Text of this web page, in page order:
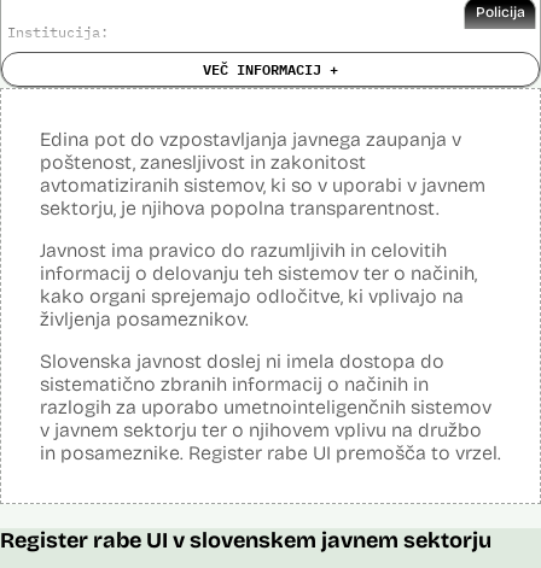
Institucija:
Policija
Cena: Neznana ?
Analiza učinka na osebne podatke opravljena:
Posodobljeno: 3. december 2024
Sistem avtomatizirano zbira, obdeluje, presoja varnostna tveganja ter
evidence potnikov iz sistema rezervacij letalskih vozovnic. Po
avtomatiziranem preverjanju podatkov PNR (Passenger Name
Record) in API (Advanced Passenger Information) v primeru ujemanja
v evidencah policije, SIS in Interpola poda rezultat v obliki "zadetek oz.
ni zadetka" z navedbo sklopa evidenc, v katerih je prišlo do ujemanja,
ter navedbo, ali se ujemanje nanaša na podatke o osebi ali na
podatke o potovalnem dokumentu. V primeru ujemanja poda tudi
podatke, na podlagi katerih je prišlo do ujemanja med preverjenimi
podatki in ocenjevalnimi merili.
Ocenjevalna merila so oblikovana z analitično obdelavo podatkov, pri
čemer se oblikujejo indikatorji tveganja, ki predstavljajo posamezne
predstavljajo specifične potovalne vzorce storilcev terorističnih in
omogočajo usmerjeno delo policije in drugih pristojnih organov na
VEČ INFORMACIJ +
Edina pot do vzpostavljanja javnega zaupanja v
poštenost, zanesljivost in zakonitost
avtomatiziranih sistemov, ki so v uporabi v javnem
sektorju, je njihova popolna transparentnost.
Javnost ima pravico do razumljivih in celovitih
informacij o delovanju teh sistemov ter o načinih,
kako organi sprejemajo odločitve, ki vplivajo na
življenja posameznikov.
Slovenska javnost doslej ni imela dostopa do
sistematično zbranih informacij o načinih in
razlogih za uporabo umetnointeligenčnih sistemov
v javnem sektorju ter o njihovem vplivu na družbo
in posameznike. Register rabe UI premošča to vrzel.
Register rabe UI v slovenskem javnem sektorju